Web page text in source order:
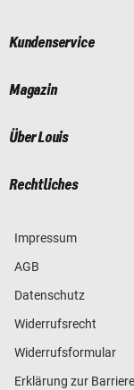
Kundenservice
Magazin
Über Louis
Rechtliches
Impressum
AGB
Datenschutz
Widerrufsrecht
Widerrufsformular
Erklärung zur